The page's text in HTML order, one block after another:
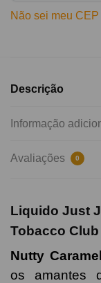
Não sei meu CEP
Descrição
Informação
Avaliações 0
Liquido Just
Tobacco Club
Nutty Caramel
os amantes